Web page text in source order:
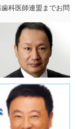
科医師連盟までお問